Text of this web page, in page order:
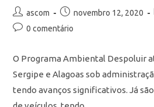
ascom novembro 12, 2020
0 comentário
O Programa Ambiental Despoluir
Sergipe e Alagoas sob
tendo avanços significativos. Já